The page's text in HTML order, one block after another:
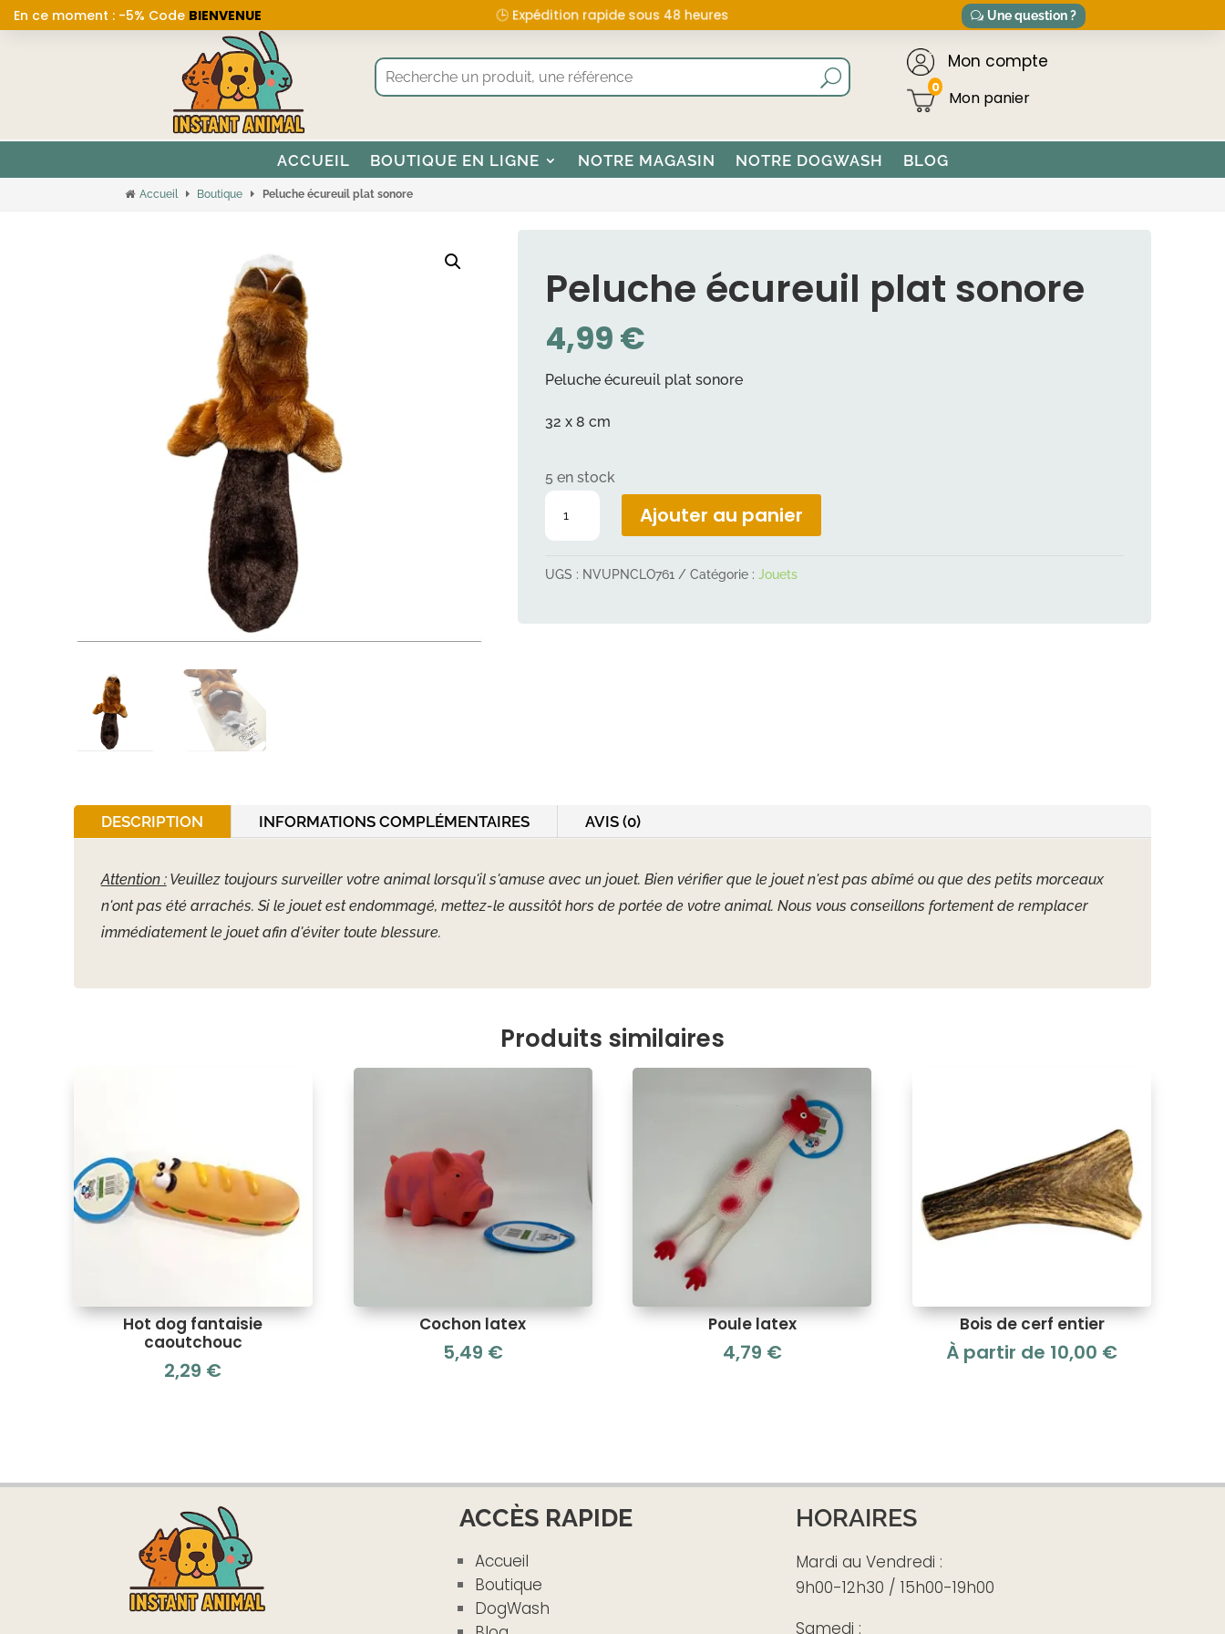
En ce moment : -5% Code BIENVENUE 🕒 Expédition rapide sous 48 heures Une question ?
Mon compte
0
ACCUEIL BOUTIQUE EN LIGNE NOTRE MAGASIN NOTRE DOGWASH BLOG
Accueil Boutique Peluche écureuil plat sonore
Peluche écureuil plat sonore
4,99€
Peluche écureuil plat sonore
32 x 8 cm
5 en stock
quantité
écureuil
sonore
Ajouter au panier
UGS : NVUPNCLO761 Catégorie : Jouets
DESCRIPTION INFORMATIONS COMPLÉMENTAIRES AVIS (0)
Attention :Veuillez toujours surveiller votre animal lorsqu'il s'amuse avec un jouet. Bien vérifier que le jouet n'est pas abîmé ou que des petits morceaux
n'ont pas été arrachés. Si le jouet est endommagé, mettez-le aussitôt hors de portée de votre animal. Nous vous conseillons fortement de remplacer
immédiatement le jouet afin d'éviter toute blessure.
Produits similaires
Hot dog fantaisie
caoutchouc
2,29 €
Cochon latex
5,49 €
Poule latex
4,79 €
Bois de cerf entier
À partir de 10,00 €
ACCÈS RAPIDE
Accueil
Boutique
DogWash
HORAIRES
Mardi au Vendredi :
9h00-12h30 / 15h00-19h00
Samedi :